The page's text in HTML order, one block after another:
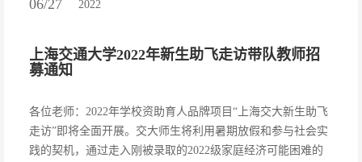
06/27 2022
上海交通大学2022年新生助飞走访带队教师招
募通知
各位老师：2022年学校资助育人品牌项目“上海交大新生助飞
走访”即将全面开展。交大师生将利用暑期放假和参与社会实
践的契机，通过走入刚被录取的2022级家庭经济可能困难的